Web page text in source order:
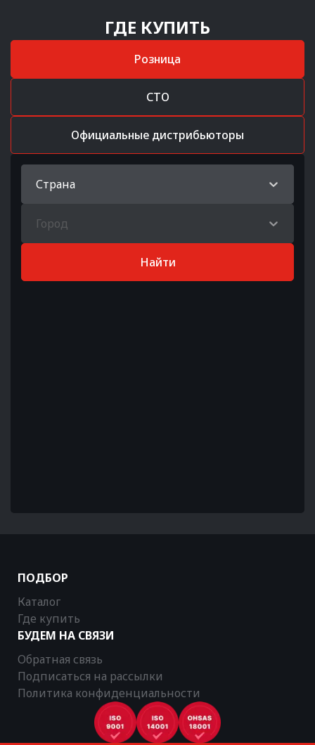
ГДЕ КУПИТЬ
Розница
СТО
Официальные дистрибьюторы
Страна
Город
Найти
ПОДБОР
Каталог
Где купить
БУДЕМ НА СВЯЗИ
Обратная связь
Подписаться на рассылки
Политика конфиденциальности